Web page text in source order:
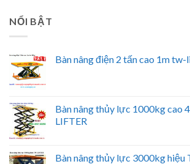
NỔI BẬT
Bàn nâng điện 2 tấn cao 1m
Bàn nâng thủy lực 1000kg cao
LIFTER
Bàn nâng thủy lực 3000kg hiệu